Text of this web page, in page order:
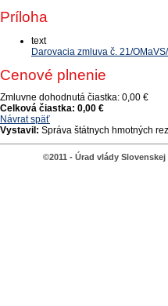
Príloha
text
Darovacia zmluva č. 21/
Cenové plnenie
Zmluvne dohodnutá čiastka: 0,00 €
Celková čiastka: 0,00 €
Návrat späť
Vystavil: Správa štátnych hmotných
©2011 - Úrad vlády